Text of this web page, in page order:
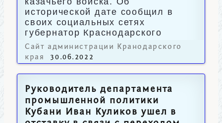
исторической дате сообщил в
своих социальных сетях
губернатор Краснодарского
края Вениамин Кондратьев.
Сайт администрации Кранодарского
края
30.06.2022
Руководитель департамента
промышленной политики
Кубани Иван Куликов ушел в